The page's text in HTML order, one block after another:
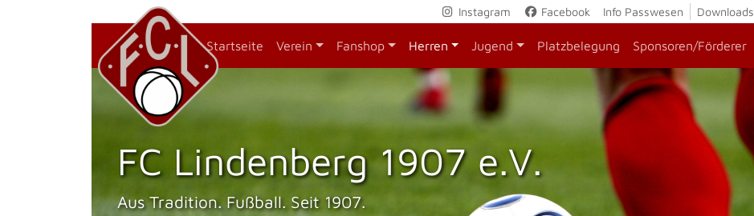
Instagram Facebook Info Passwesen Downloads
Startseite Verein Fanshop Herren Jugend Platzbelegung Sponsoren/Förderer
FC Lindenberg 1907 e.V.
Aus Tradition. Fußball. Seit 1907.